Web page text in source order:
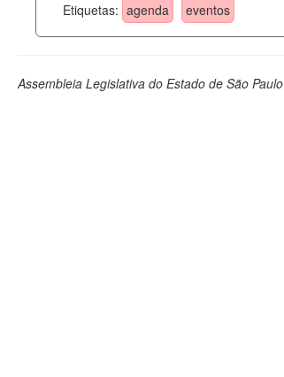
Etiquetas: agenda eventos
Assembleia Legislativa do Estado de São Paulo